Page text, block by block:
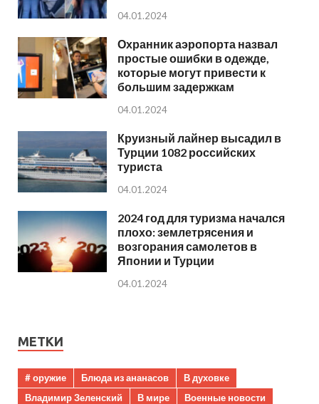
04.01.2024
Охранник аэропорта назвал
простые ошибки в одежде,
которые могут привести к
большим задержкам
04.01.2024
Круизный лайнер высадил в
Турции 1082 российских
туриста
04.01.2024
2024 год для туризма начался
плохо: землетрясения и
возгорания самолетов в
Японии и Турции
04.01.2024
МЕТКИ
# оружие Блюда из ананасов
В духовке
Владимир Зеленский
В мире
Военные новости